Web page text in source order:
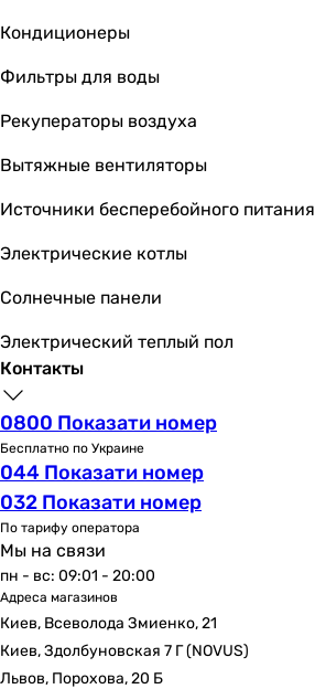
Кондиционеры
Фильтры для воды
Рекуператоры воздуха
Вытяжные вентиляторы
Источники бесперебойного питания
Электрические котлы
Солнечные панели
Электрический теплый пол
Контакты
0800 Показати номер
Бесплатно по Украине
044 Показати номер
032 Показати номер
По тарифу оператора
Мы на связи
пн - вс: 09:01 - 20:00
Адреса магазинов
Киев, Всеволода Змиенко, 21
Киев, Здолбуновская 7 Г (NOVUS)
Львов, Порохова, 20 Б